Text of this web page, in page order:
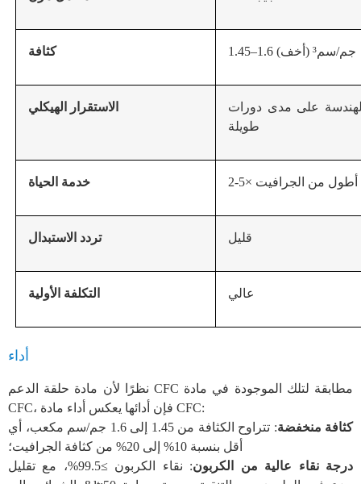
كثافة 1.45–1.6
الاستقرار الهيكلي
على مدى دورات
طويلة
خدمة الحياة
تردد الاستبدال قليل
التكلفة الأولية عالي
أداء
نظرًا لأن مادة حلقة الدعم CFC مطابقة لتلك الموجودة في مادة
CFC، فإن أدائها يعكس أداء مادة CFC:
كثافة منخفضة
: تتراوح الكثافة من 1.45 إلى 1.6 جم/سم مكعب، أي
أقل بنسبة 10% إلى 20% من كثافة الجرافيت؛
درجة نقاء عالية من الكربون
: نقاء الكربون ≥99.5%، مع تقليل